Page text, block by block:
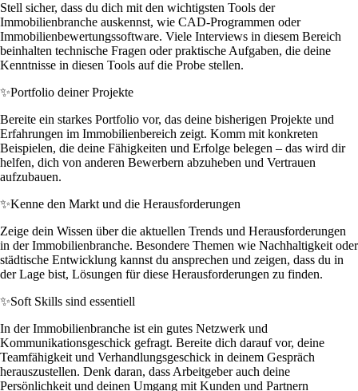
Stell sicher, dass du dich mit den wichtigsten Tools der
Immobilienbranche auskennst, wie CAD-Programmen oder
Immobilienbewertungssoftware. Viele Interviews in diesem Bereich
beinhalten technische Fragen oder praktische Aufgaben, die deine
Kenntnisse in diesen Tools auf die Probe stellen.
✨Portfolio deiner Projekte
Bereite ein starkes Portfolio vor, das deine bisherigen Projekte und
Erfahrungen im Immobilienbereich zeigt. Komm mit konkreten
Beispielen, die deine Fähigkeiten und Erfolge belegen – das wird dir
helfen, dich von anderen Bewerbern abzuheben und Vertrauen
aufzubauen.
✨Kenne den Markt und die Herausforderungen
Zeige dein Wissen über die aktuellen Trends und Herausforderungen
in der Immobilienbranche. Besondere Themen wie Nachhaltigkeit oder
städtische Entwicklung kannst du ansprechen und zeigen, dass du in
der Lage bist, Lösungen für diese Herausforderungen zu finden.
✨Soft Skills sind essentiell
In der Immobilienbranche ist ein gutes Netzwerk und
Kommunikationsgeschick gefragt. Bereite dich darauf vor, deine
Teamfähigkeit und Verhandlungsgeschick in deinem Gespräch
herauszustellen. Denk daran, dass Arbeitgeber auch deine
Persönlichkeit und deinen Umgang mit Kunden und Partnern